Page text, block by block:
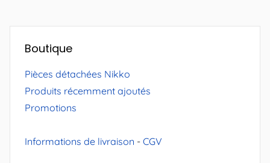
Boutique
Pièces détachées Nikko
Produits récemment ajoutés
Promotions
Informations de livraison - CGV